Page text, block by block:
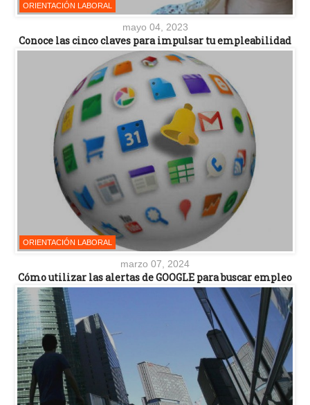
ORIENTACIÓN LABORAL
mayo 04, 2023
Conoce las cinco claves para impulsar tu empleabilidad
ORIENTACIÓN LABORAL
marzo 07, 2024
Cómo utilizar las alertas de GOOGLE para buscar empleo